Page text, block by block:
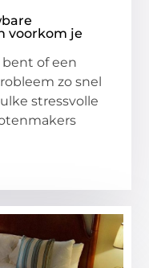
voorkom je
of een
zo snel
stressvolle